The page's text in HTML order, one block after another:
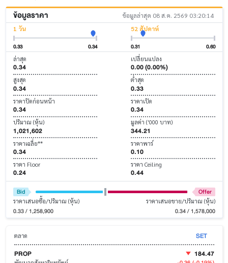
ข้อมูลราคา
ข้อมูลล่าสุด 08 ส.ค. 2569 03:20:14
1 วัน
0.33 0.34
52 สัปดาห์
0.31 0.60
ล่าสุด
0.34
เปลี่ยนแปลง
0.00 (0.00%)
สูงสุด
0.34
ต่ำสุด
0.33
ราคาปิดก่อนหน้า
0.34
ราคาเปิด
0.34
ปริมาณ (หุ้น)
1,021,602
มูลค่า ('000 บาท)
344.21
ราคาเฉลี่ย**
0.34
ราคาพาร์
0.10
ราคา Floor
0.24
ราคา Ceiling
0.44
Bid Offer
ราคาเสนอซื้อ/ปริมาณ (หุ้น)
0.33 / 1,258,900
ราคาเสนอขาย/ปริมาณ (หุ้น)
0.34 / 1,578,000
ตลาด
SET
PROP
184.47